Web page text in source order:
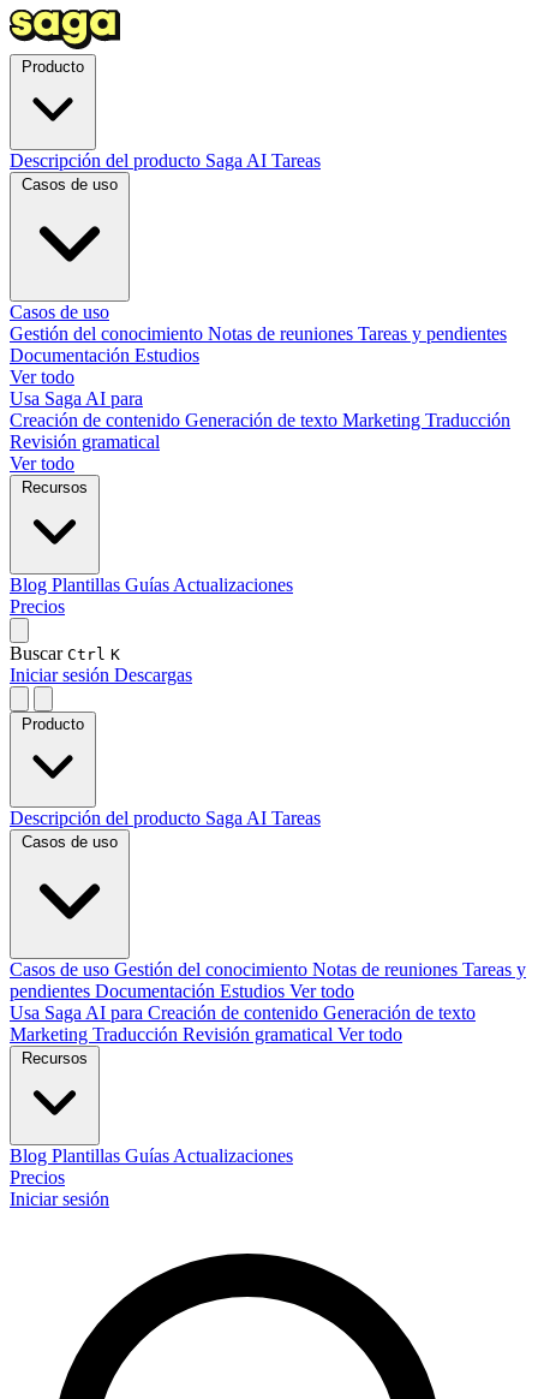
Descripción del producto Saga AI Tareas
Casos de uso
Gestión del conocimiento Notas de reuniones Tareas y pendientes
Documentación Estudios
Ver todo
Usa Saga AI para
Creación de contenido Generación de texto Marketing Traducción
Revisión gramatical
Ver todo
Blog Plantillas Guías Actualizaciones
Precios
Buscar Ctrl K
Iniciar sesión Descargas
Descripción del producto Saga AI Tareas
Casos de uso Gestión del conocimiento Notas de reuniones Tareas y
pendientes Documentación Estudios Ver todo
Usa Saga AI para Creación de contenido Generación de texto
Marketing Traducción Revisión gramatical Ver todo
Blog Plantillas Guías Actualizaciones
Precios
Iniciar sesión